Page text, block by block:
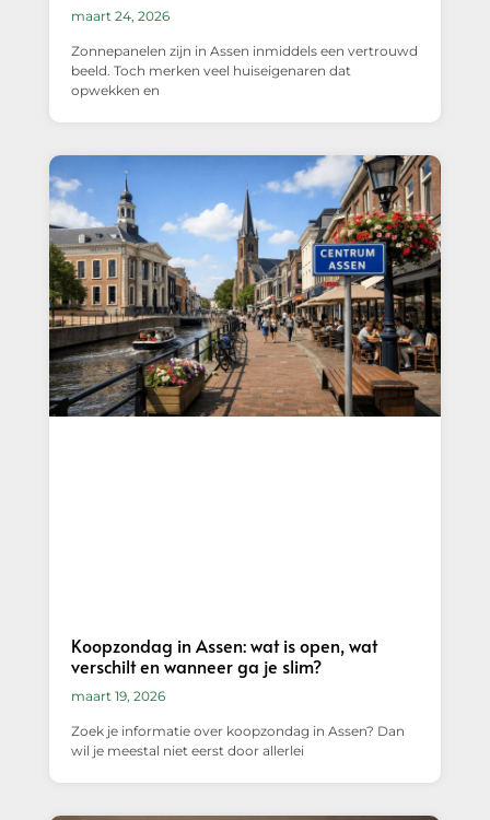
maart 24, 2026
Zonnepanelen zijn in Assen inmiddels een vertrouwd
beeld. Toch merken veel huiseigenaren dat
opwekken en
Koopzondag in Assen: wat is open, wat
verschilt en wanneer ga je slim?
maart 19, 2026
Zoek je informatie over koopzondag in Assen? Dan
wil je meestal niet eerst door allerlei